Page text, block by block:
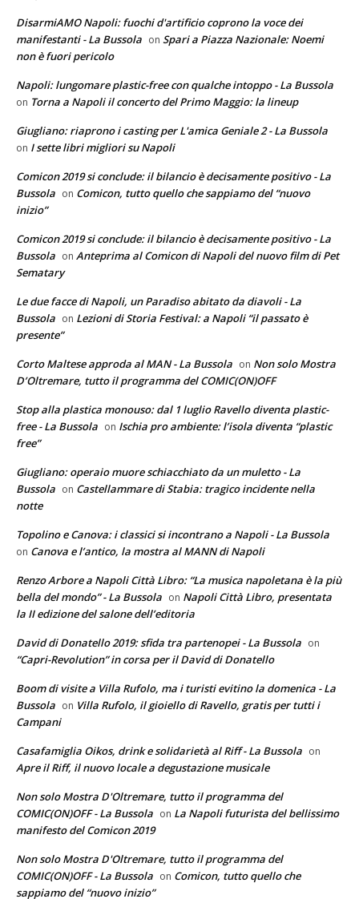
DisarmiAMO Napoli: fuochi d'artificio coprono la voce dei
manifestanti - La Bussola on Spari a Piazza Nazionale: Noemi
non è fuori pericolo
Napoli: lungomare plastic-free con qualche intoppo - La Bussola
on Torna a Napoli il concerto del Primo Maggio: la lineup
Giugliano: riaprono i casting per L'amica Geniale 2 - La Bussola
on I sette libri migliori su Napoli
Comicon 2019 si conclude: il bilancio è decisamente positivo - La
Bussola on Comicon, tutto quello che sappiamo del “nuovo
inizio”
Comicon 2019 si conclude: il bilancio è decisamente positivo - La
Bussola on Anteprima al Comicon di Napoli del nuovo film di Pet
Sematary
Le due facce di Napoli, un Paradiso abitato da diavoli - La
Bussola on Lezioni di Storia Festival: a Napoli “il passato è
presente”
Corto Maltese approda al MAN - La Bussola on Non solo Mostra
D’Oltremare, tutto il programma del COMIC(ON)OFF
Stop alla plastica monouso: dal 1 luglio Ravello diventa plastic-
free - La Bussola on Ischia pro ambiente: l’isola diventa “plastic
free”
Giugliano: operaio muore schiacchiato da un muletto - La
Bussola on Castellammare di Stabia: tragico incidente nella
notte
Topolino e Canova: i classici si incontrano a Napoli - La Bussola
on Canova e l’antico, la mostra al MANN di Napoli
Renzo Arbore a Napoli Città Libro: “La musica napoletana è la più
bella del mondo” - La Bussola on Napoli Città Libro, presentata
la II edizione del salone dell’editoria
David di Donatello 2019: sfida tra partenopei - La Bussola on
“Capri-Revolution” in corsa per il David di Donatello
Boom di visite a Villa Rufolo, ma i turisti evitino la domenica - La
Bussola on Villa Rufolo, il gioiello di Ravello, gratis per tutti i
Campani
Casafamiglia Oikos, drink e solidarietà al Riff - La Bussola on
Apre il Riff, il nuovo locale a degustazione musicale
Non solo Mostra D'Oltremare, tutto il programma del
COMIC(ON)OFF - La Bussola on La Napoli futurista del bellissimo
manifesto del Comicon 2019
Non solo Mostra D'Oltremare, tutto il programma del
COMIC(ON)OFF - La Bussola on Comicon, tutto quello che
sappiamo del “nuovo inizio”